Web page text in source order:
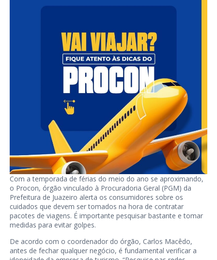
Com a temporada de férias do meio do ano se aproximando,
o Procon, órgão vinculado à Procuradoria Geral (PGM) da
Prefeitura de Juazeiro alerta os consumidores sobre os
cuidados que devem ser tomados na hora de contratar
pacotes de viagens. É importante pesquisar bastante e tomar
medidas para evitar golpes.
De acordo com o coordenador do órgão, Carlos Macêdo,
antes de fechar qualquer negócio, é fundamental verificar a